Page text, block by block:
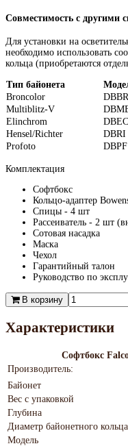
Совместимость с другими
Для установки на
необходимо использовать
кольца (приобретаются
Тип байонета
Broncolor
Multiblitz-V
Elinchrom
Hensel/Richter
Profoto
Комплектация
Софтбокс
Кольцо-адаптер
Спицы - 4 шт
Рассеиватель - 2 шт
Сотовая насадка
Маска
Чехол
Гарантийный талон
Руководство по
В корзину
Характеристики
Софтбокс
Производитель:
Байонет
Вес с упаковкой
Глубина
Диаметр байонетного кольца
Модель